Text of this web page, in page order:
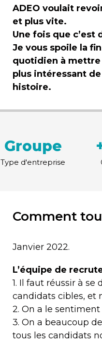
ADEO voulait
et plus vite.
Une fois que
Je vous spoile la
quotidien à mettre
plus intéressant
histoire.
Groupe
Type d'entreprise
Comment
Janvier 2022.
L’équipe de
1. Il faut réussir à
candidats cibles, et
2. On a le
3. On a beaucoup
tous les candidats